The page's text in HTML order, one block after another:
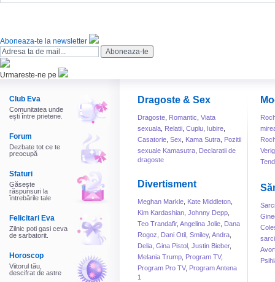
Aboneaza-te la newsletter
Urmareste-ne pe
Club Eva
Comunitatea unde
eşti între prietene.
Forum
Dezbate tot ce te
preocupă
Sfaturi
Găseşte
răspunsuri la
întrebările tale
Felicitari Eva
Zilnic poti gasi ceva
de sarbatorit.
Horoscop
Viitorul tău,
descifrat de astre
Dragoste & Sex
Dragoste Romantic Viata
sexuala Relatii Cuplu Iubire
Casatorie Sex Kama Sutra Pozitii
sexuale Kamasutra Declaratii de
dragoste
Divertisment
Meghan Markle Kate Middleton
Kim Kardashian Johnny Depp
Teo Trandafir, Angelina Jolie Dana
Rogoz
Dani Otil Smiley, Andra
Delia Gina Pistol Justin Bieber,
Melania Trump Program TV,
Program Pro TV, Program Antena
1